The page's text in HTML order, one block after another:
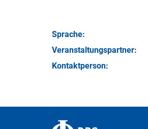
Sprache:
Veran­staltungs­partner:
Kontakt­person: